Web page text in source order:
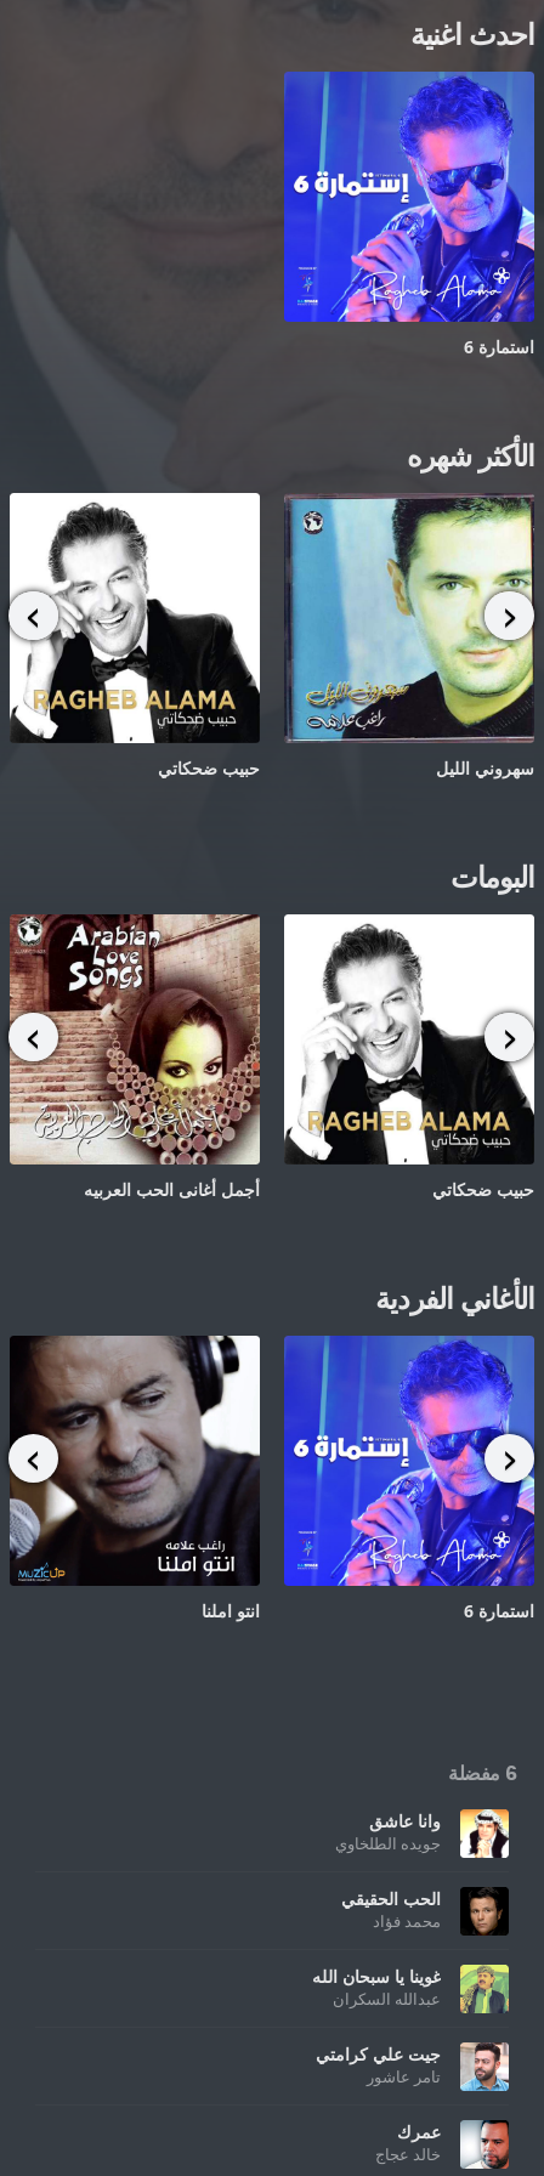
احدث اغنية
استمارة 6
الأكثر شهره
سهروني الليل حبيب ضحكاتي
البومات
حبيب ضحكاتي أجمل أغانى الحب العربيه
الأغاني الفردية
استمارة 6 انتو املنا
6 مفضلة
وانا عاشق
جويده الطلخاوي
الحب الحقيقي
محمد فؤاد
غوينا يا سبحان الله
عبدالله السكران
جيت علي كرامتي
تامر عاشور
عمرك
خالد عجاج